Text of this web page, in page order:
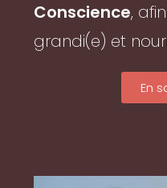
Conscience,
grandi(e) et
En